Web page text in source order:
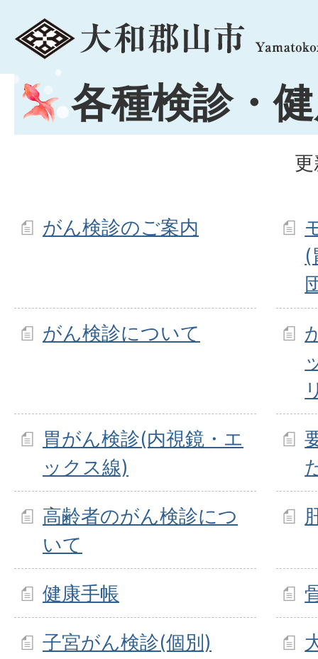
menu
各種検診・
がん検診のご案内
(
がん検診について
胃がん検診(内視鏡・エ
ックス線)
高齢者のがん検診につ
いて
健康手帳
子宮がん検診(個別)